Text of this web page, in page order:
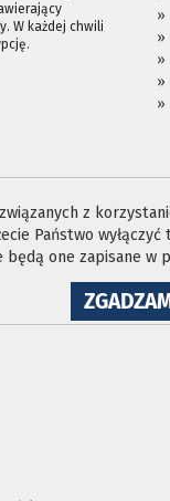
W każdej chwili
z
Państwo
one zapisane w